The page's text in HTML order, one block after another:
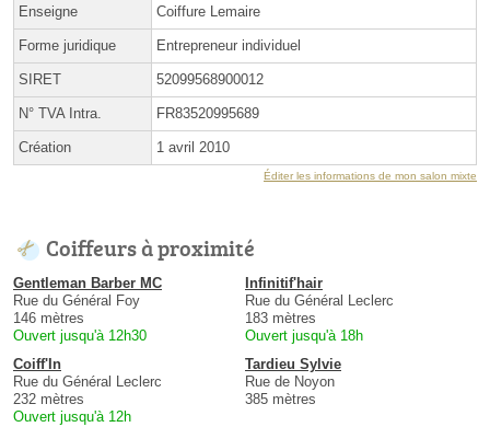
Enseigne Coiffure Lemaire
Forme juridique Entrepreneur individuel
SIRET 52099568900012
N° TVA Intra. FR83520995689
Création 1 avril 2010
Éditer les informations de mon salon mixte
Coiffeurs à proximité
Gentleman Barber MC
Rue du Général Foy
146 mètres
Ouvert jusqu'à 12h30
Infinitif'hair
Rue du Général Leclerc
183 mètres
Ouvert jusqu'à 18h
Coiff'In
Rue du Général Leclerc
232 mètres
Ouvert jusqu'à 12h
Tardieu Sylvie
Rue de Noyon
385 mètres